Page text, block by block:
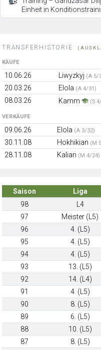
Einheit in
TRANSFERHISTORIE:
KÄUFE
10.06.26 Liwyzkyj (A 5/
20.03.26
Elola (A 4/31)
08.03.26
Kamm (S
VERKÄUFE
09.06.26 Elola (A 3/32)
30.11.08
Hokhikian (M
28.11.08
Kalian (M 4/24)
Saison Liga
98
L4
97
Meister (L5)
96
4. (L5)
95
4. (L5)
94
4. (L5)
93
13. (L5)
92
14. (L4)
91
4. (L5)
90
8. (L5)
89
6. (L5)
88
10. (L5)
87
8. (L5)